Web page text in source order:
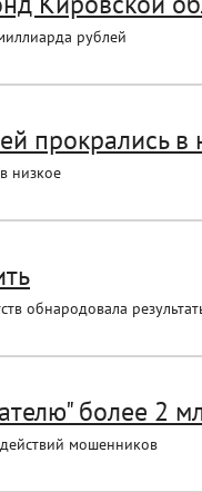
рублей
прокрались в
низкое
обнародовала
более 2
мошенников